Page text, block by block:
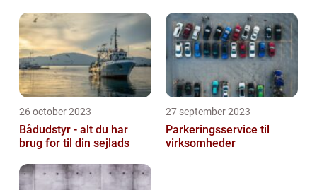
26 october 2023
Bådudstyr - alt du har
brug for til din sejlads
27 september 2023
Parkeringsservice til
virksomheder